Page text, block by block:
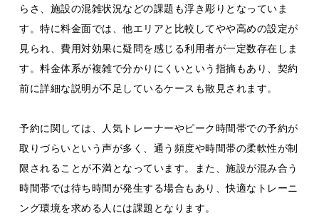
らさ、施設の混雑状況などの課題も浮き彫りとなっていま
す。特に料金面では、他エリアと比較してやや高めの設定が
見られ、費用対効果に疑問を感じる利用者が一定数存在しま
す。料金体系が複雑で分かりにくいという指摘もあり、契約
前に詳細な説明が不足しているケースも散見されます。
予約に関しては、人気トレーナーやピーク時間帯での予約が
取りづらいという声が多く、通う頻度や時間帯の柔軟性が制
限されることが不満となっています。また、施設が混み合う
時間帯では待ち時間が発生する場合もあり、快適なトレーニ
ング環境を求める人には課題となります。